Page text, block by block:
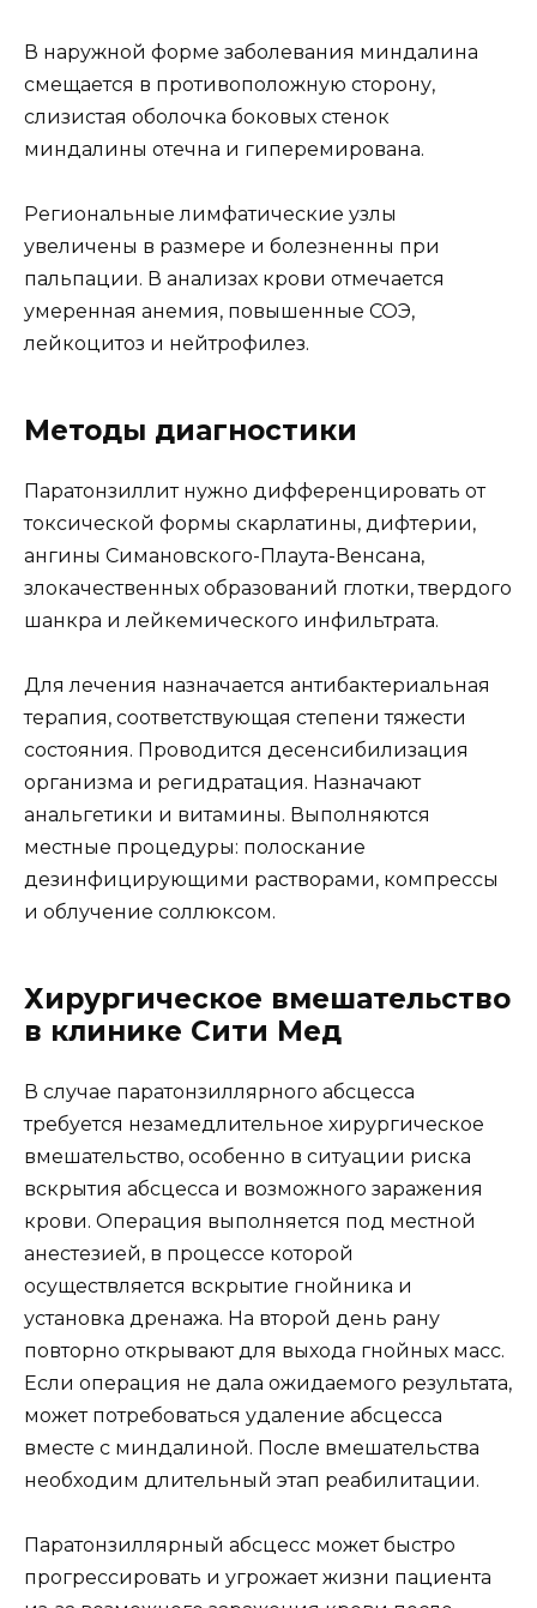
В наружной форме заболевания миндалина
смещается в противоположную сторону,
слизистая оболочка боковых стенок
миндалины отечна и гиперемирована.
Региональные лимфатические узлы
увеличены в размере и болезненны при
пальпации. В анализах крови отмечается
умеренная анемия, повышенные СОЭ,
лейкоцитоз и нейтрофилез.
Методы диагностики
Паратонзиллит нужно дифференцировать от
токсической формы скарлатины, дифтерии,
ангины Симановского-Плаута-Венсана,
злокачественных образований глотки, твердого
шанкра и лейкемического инфильтрата.
Для лечения назначается антибактериальная
терапия, соответствующая степени тяжести
состояния. Проводится десенсибилизация
организма и регидратация. Назначают
анальгетики и витамины. Выполняются
местные процедуры: полоскание
дезинфицирующими растворами, компрессы
и облучение соллюксом.
Хирургическое вмешательство
в клинике Сити Мед
В случае паратонзиллярного абсцесса
требуется незамедлительное хирургическое
вмешательство, особенно в ситуации риска
вскрытия абсцесса и возможного заражения
крови. Операция выполняется под местной
анестезией, в процессе которой
осуществляется вскрытие гнойника и
установка дренажа. На второй день рану
повторно открывают для выхода гнойных масс.
Если операция не дала ожидаемого результата,
может потребоваться удаление абсцесса
вместе с миндалиной. После вмешательства
необходим длительный этап реабилитации.
Паратонзиллярный абсцесс может быстро
прогрессировать и угрожает жизни пациента